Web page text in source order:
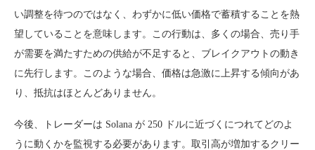
い調整を待つのではなく、わずかに低い価格で蓄積することを熱
望していることを意味します。この行動は、多くの場合、売り手
が需要を満たすための供給が不足すると、ブレイクアウトの動き
に先行します。このような場合、価格は急激に上昇する傾向があ
り、抵抗はほとんどありません。
今後、トレーダーは Solana が 250 ドルに近づくにつれてどのよ
うに動くかを監視する必要があります。取引高が増加するクリー